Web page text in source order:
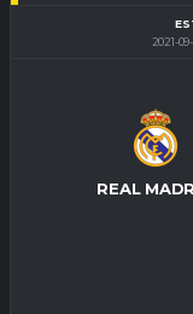
2021-
REAL